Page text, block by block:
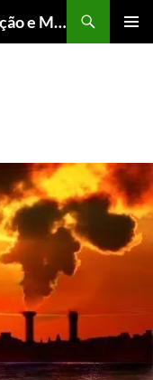
ER Consultoria Gestão de Informação e Memória Institucional